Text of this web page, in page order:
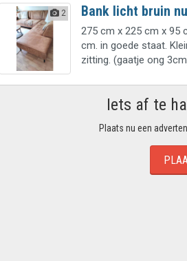
2 Bank licht bruin
275 cm x 225 cm x 95
cm. in goede staat.
zitting. (gaatje ong
Iets af te
Plaats nu een